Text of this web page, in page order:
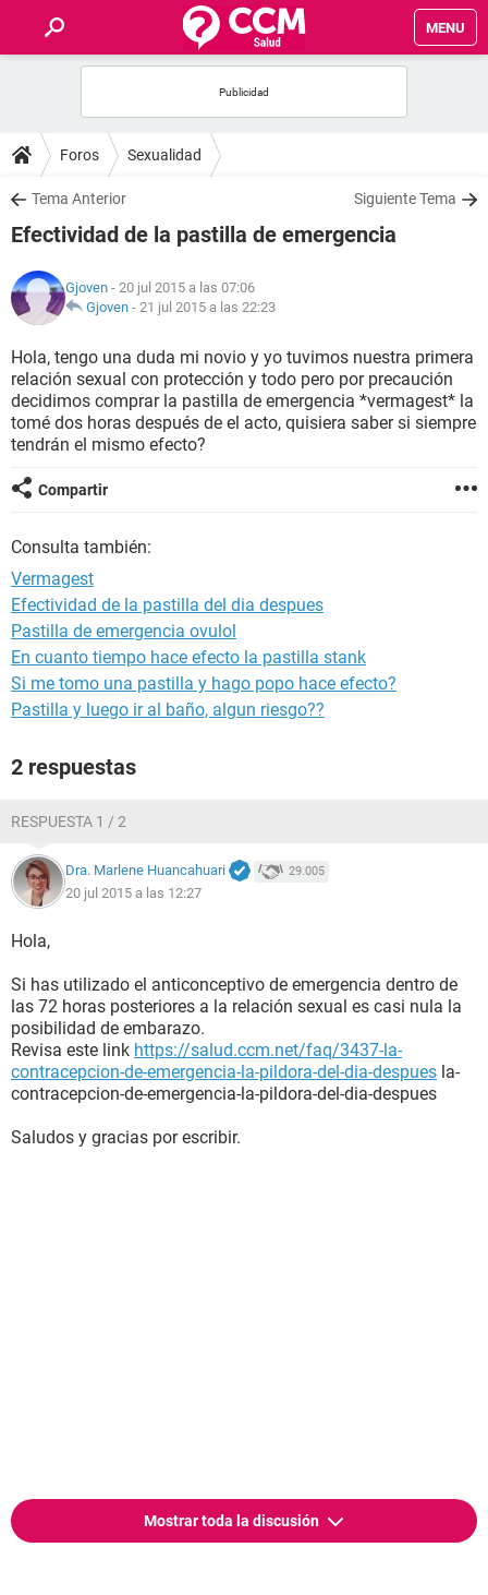
MENU
FOROS
SALUD
NUTRICIÓN
BIENESTAR
SEXUALIDAD
GLOSARIO
Foros Sexualidad
Tema Anterior Siguiente Tema
Efectividad de la pastilla de emergencia
Gjoven - 20 jul 2015 a las 07:06
Gjoven - 21 jul 2015 a las 22:23
Hola, tengo una duda mi novio y yo tuvimos nuestra primera
relación sexual con protección y todo pero por precaución
decidimos comprar la pastilla de emergencia *vermagest* la
tomé dos horas después de el acto, quisiera saber si siempre
tendrán el mismo efecto?
Compartir
Consulta también:
Vermagest
Efectividad de la pastilla del dia despues
Pastilla de emergencia ovulol
En cuanto tiempo hace efecto la pastilla stank
Si me tomo una pastilla y hago popo hace efecto?
Pastilla y luego ir al baño, algun riesgo??
2 respuestas
RESPUESTA 1 / 2
Dra. Marlene Huancahuari 29.005
20 jul 2015 a las 12:27
Hola,
Si has utilizado el anticonceptivo de emergencia dentro de
las 72 horas posteriores a la relación sexual es casi nula la
posibilidad de embarazo.
Revisa este link https://salud.ccm.net/faq/3437-la-
contracepcion-de-emergencia-la-pildora-del-dia-despues la-
contracepcion-de-emergencia-la-pildora-del-dia-despues
Saludos y gracias por escribir.
Mostrar toda la discusión